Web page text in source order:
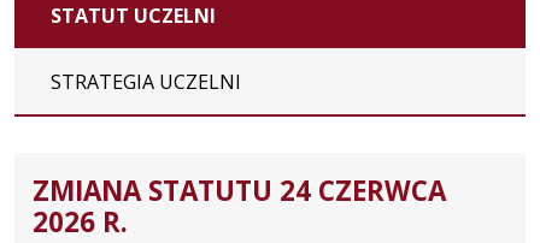
STATUT UCZELNI
STRATEGIA UCZELNI
ZMIANA STATUTU 24 CZERWCA
2026 R.